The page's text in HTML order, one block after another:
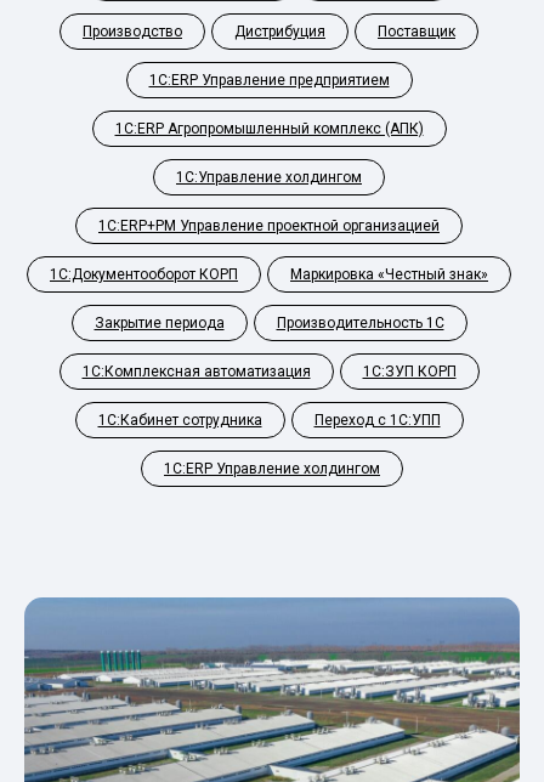
Производство Дистрибуция Поставщик
1С:ERP Управление предприятием
1С:ERP Агропромышленный комплекс (АПК)
1С:Управление холдингом
1С:ERP+PM Управление проектной организацией
1С:Документооборот КОРП Маркировка «Честный знак»
Закрытие периода Производительность 1С
1С:Комплексная автоматизация 1С:ЗУП КОРП
1С:Кабинет сотрудника Переход с 1С:УПП
1С:ERP Управление холдингом